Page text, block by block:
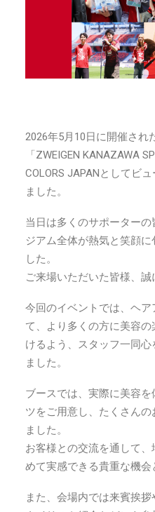
2026年5月10日に開催され
「ZWEIGEN KANAZAWA
COLORS JAPANとしてビ
ました。
当日は多くのサポーター
ジアム全体が熱気と笑顔
した。
ご来場いただいた皆様、誠
今回のイベントでは、ヘ
て、より多くの方に美容
けるよう、スタッフ一同
ました。
ブースでは、実際に美容
ツをご用意し、たくさん
ました。
お客様との交流を通して
めて実感できる貴重な機会
また、会場内では来賓挨